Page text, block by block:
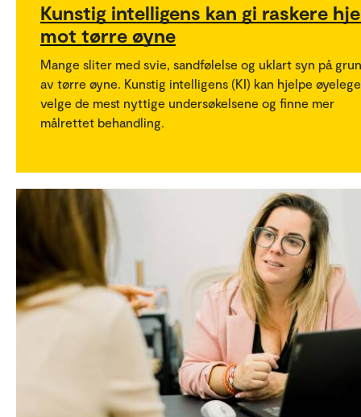
Kunstig intelligens kan gi raskere
mot tørre øyne
Mange sliter med svie, sandfølelse og uklart syn på
av tørre øyne. Kunstig intelligens (KI) kan hjelpe
velge de mest nyttige undersøkelsene og finne mer
målrettet behandling.